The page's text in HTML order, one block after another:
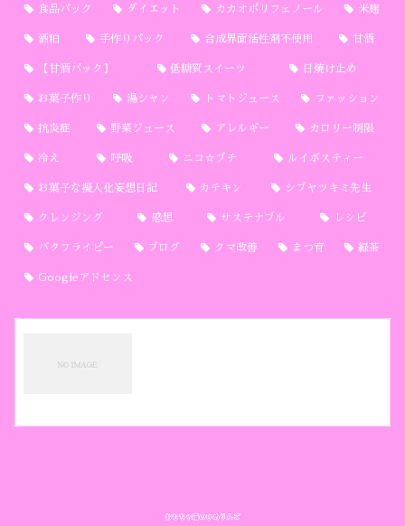
食品パック ダイエット カカオポリフェノール 米麹
酒粕 手作りパック 合成界面活性剤不使用 甘酒
【甘酒パック】 低糖質スイーツ 日焼け止め
お菓子作り 湯シャン トマトジュース ファッション
抗炎症 野菜ジュース アレルギー カロリー制限
冷え 呼吸 ニコ☆プチ ルイボスティー
お菓子な擬人化妄想日記 カテキン シブヤツキミ先生
クレンジング 感想 サステナブル レシピ
バタフライピー ブログ クマ改善 まつ育 緑茶
Googleアドセンス